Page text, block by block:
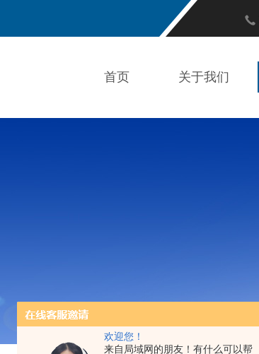
欢迎您！
来自局域网的朋友！有什么可以帮
首页 关于我们